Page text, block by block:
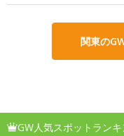
関東の
GW人気スポットランキ